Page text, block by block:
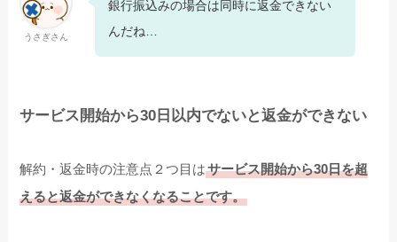
うさぎさん
銀行振込みの場合は同時に返金できない
んだね…
サービス開始から30日以内でないと返金ができない
解約・返金時の注意点２つ目はサービス開始から30日を超
えると返金ができなくなることです。